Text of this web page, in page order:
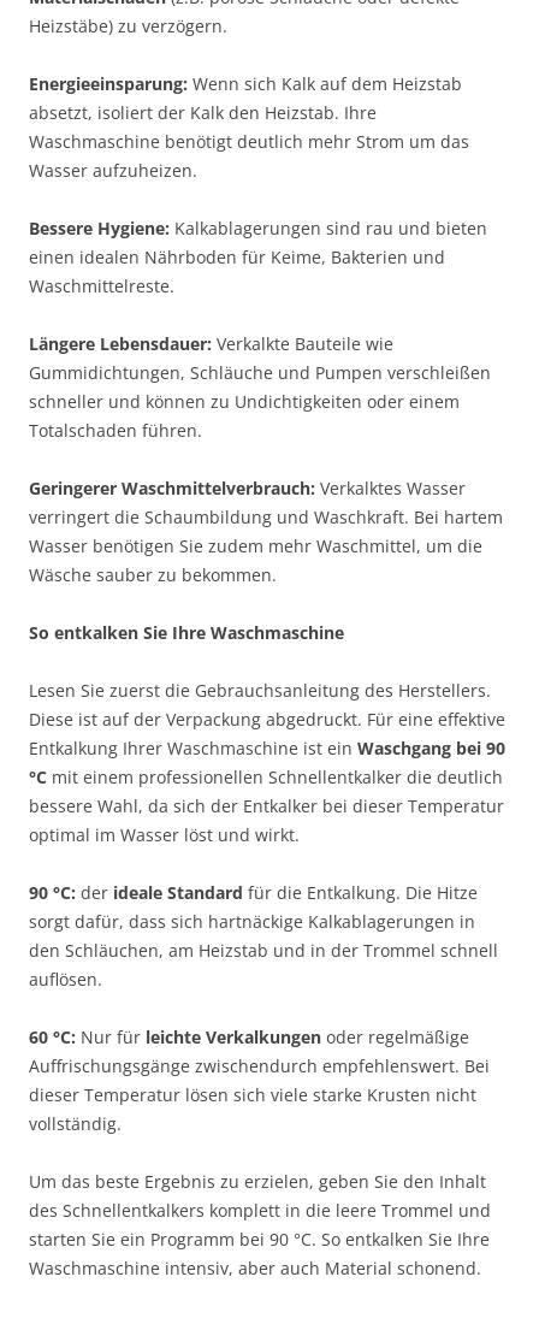
Heizstäbe) zu verzögern.
Energieeinsparung: Wenn sich Kalk auf dem Heizstab
absetzt, isoliert der Kalk den Heizstab. Ihre
Waschmaschine benötigt deutlich mehr Strom um das
Wasser aufzuheizen.
Bessere Hygiene: Kalkablagerungen sind rau und bieten
einen idealen Nährboden für Keime, Bakterien und
Waschmittelreste.
Längere Lebensdauer: Verkalkte Bauteile wie
Gummidichtungen, Schläuche und Pumpen verschleißen
schneller und können zu Undichtigkeiten oder einem
Totalschaden führen.
Geringerer Waschmittelverbrauch: Verkalktes Wasser
verringert die Schaumbildung und Waschkraft. Bei hartem
Wasser benötigen Sie zudem mehr Waschmittel, um die
Wäsche sauber zu bekommen.
So entkalken Sie Ihre Waschmaschine
Lesen Sie zuerst die Gebrauchsanleitung des Herstellers.
Diese ist auf der Verpackung abgedruckt. Für eine effektive
Entkalkung Ihrer Waschmaschine ist ein Waschgang bei 90
°C mit einem professionellen Schnellentkalker die deutlich
bessere Wahl, da sich der Entkalker bei dieser Temperatur
optimal im Wasser löst und wirkt.
90 °C: der ideale Standard für die Entkalkung. Die Hitze
sorgt dafür, dass sich hartnäckige Kalkablagerungen in
den Schläuchen, am Heizstab und in der Trommel schnell
auflösen.
60 °C: Nur für leichte Verkalkungen oder regelmäßige
Auffrischungsgänge zwischendurch empfehlenswert. Bei
dieser Temperatur lösen sich viele starke Krusten nicht
vollständig.
Um das beste Ergebnis zu erzielen, geben Sie den Inhalt
des Schnellentkalkers komplett in die leere Trommel und
starten Sie ein Programm bei 90 °C. So entkalken Sie Ihre
Waschmaschine intensiv, aber auch Material schonend.